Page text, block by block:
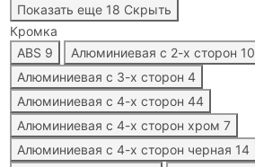
Показать еще 18 Скрыть
Кромка
ABS 9 Алюминиевая с 2-x сторон 10
Алюминиевая с 3-x сторон 4
Алюминиевая с 4-x сторон 44
Алюминиевая с 4-x сторон хром 7
Алюминиевая с 4-x сторон черная 14